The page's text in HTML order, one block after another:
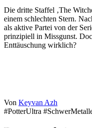
Die dritte Staffel ‚The
einem schlechten Stern.
als aktive Partei von der
prinzipiell in Missgunst.
Enttäuschung wirklich?
Von Keyvan Azh
#PotterUltra